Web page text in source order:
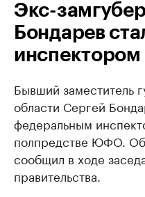
Экс-
Бондарев
инспектором
Бывший заместитель
области Сергей
федеральным
полпредстве ЮФО. Об
сообщил в ходе
правительства.